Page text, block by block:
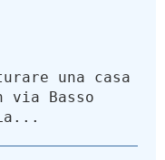
una casa
Basso